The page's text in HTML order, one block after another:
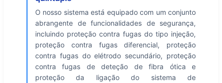
O nosso sistema está equipado com um conjunto
abrangente de funcionalidades de segurança,
incluindo proteção contra fugas do tipo injeção,
proteção contra fugas diferencial, proteção
contra fugas do elétrodo secundário, proteção
contra fugas de deteção de fibra ótica e
proteção da ligação do sistema de